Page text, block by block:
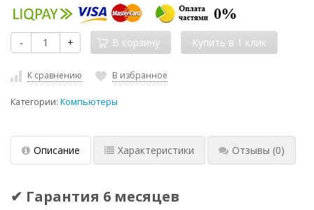
- + В корзину
К сравнению В избранное
Категории: Компьютеры
Описание Характеристики Отзывы (0)
✔ Гарантия 6 месяцев